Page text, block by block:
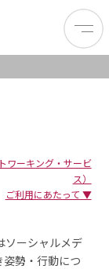
ワーキング・サービ
ス）
ご利用にあたって ▼
ソーシャルメデ
勢・行動につ